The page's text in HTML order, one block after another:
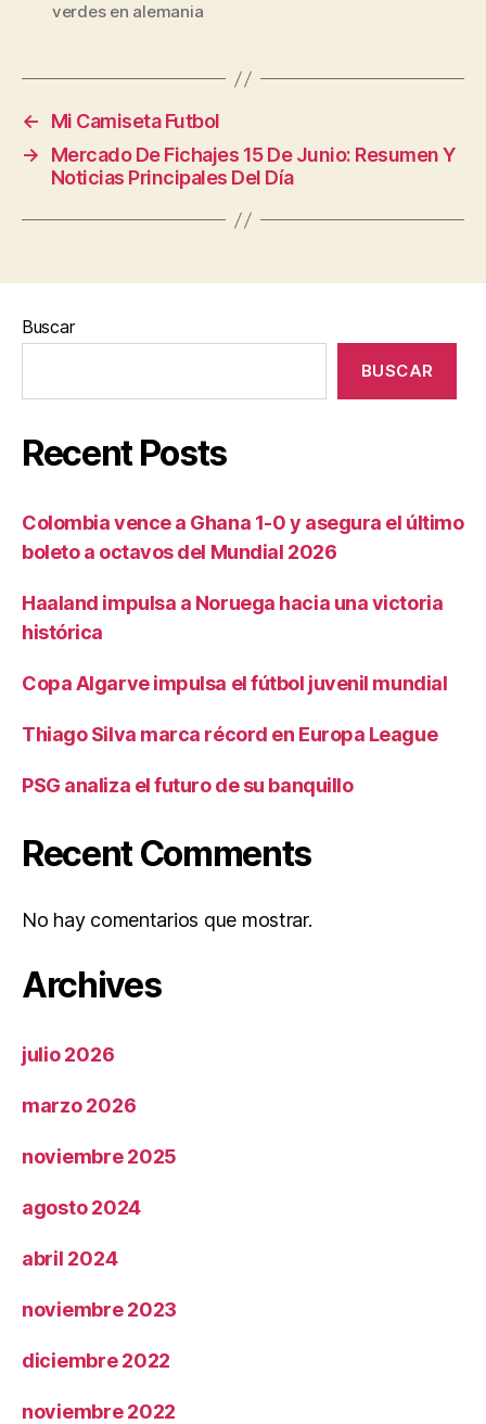
verdes en alemania
←
Mi Camiseta Futbol
→
Mercado De Fichajes 15 De Junio: Resumen Y
Noticias Principales Del Día
Buscar
BUSCAR
Recent Posts
Colombia vence a Ghana 1-0 y asegura el último
boleto a octavos del Mundial 2026
Haaland impulsa a Noruega hacia una victoria
histórica
Copa Algarve impulsa el fútbol juvenil mundial
Thiago Silva marca récord en Europa League
PSG analiza el futuro de su banquillo
Recent Comments
No hay comentarios que mostrar.
Archives
julio 2026
marzo 2026
noviembre 2025
agosto 2024
abril 2024
noviembre 2023
diciembre 2022
noviembre 2022